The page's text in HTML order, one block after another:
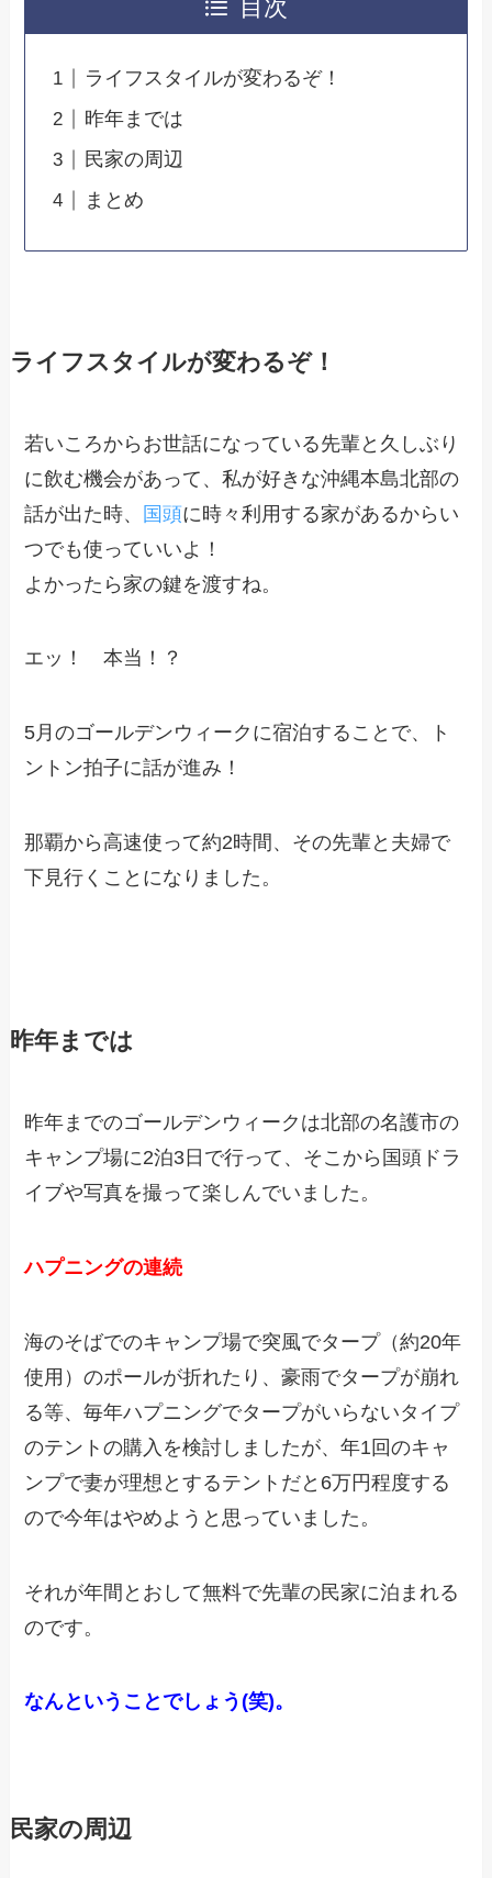
目次
ライフスタイルが変わるぞ！
昨年までは
民家の周辺
まとめ
ライフスタイルが変わるぞ！
若いころからお世話になっている先輩と久しぶり
に飲む機会があって、私が好きな沖縄本島北部の
話が出た時、 国頭に時々利用する家があるからい
つでも使っていいよ！
よかったら家の鍵を渡すね。
エッ！ 本当！？
5月のゴールデンウィークに宿泊することで、ト
ントン拍子に話が進み！
那覇から高速使って約2時間、その先輩と夫婦で
下見行くことになりました。
昨年までは
昨年までのゴールデンウィークは北部の名護市の
キャンプ場に2泊3日で行って、そこから国頭ドラ
イブや写真を撮って楽しんでいました。
ハプニングの連続
海のそばでのキャンプ場で突風でタープ（約20年
使用）のポールが折れたり、豪雨でタープが崩れ
る等、毎年ハプニングでタープがいらないタイプ
のテントの購入を検討しましたが、年1回のキャ
ンプで妻が理想とするテントだと6万円程度する
ので今年はやめようと思っていました。
それが年間とおして無料で先輩の民家に泊まれる
のです。
なんということでしょう(笑)。
民家の周辺